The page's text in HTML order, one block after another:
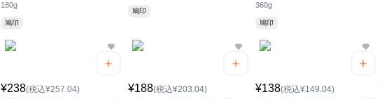
180g
鳩印
鳩印
360g
鳩印
¥238(税込¥257.04) ¥188(税込¥203.04) ¥138(税込¥149.04)